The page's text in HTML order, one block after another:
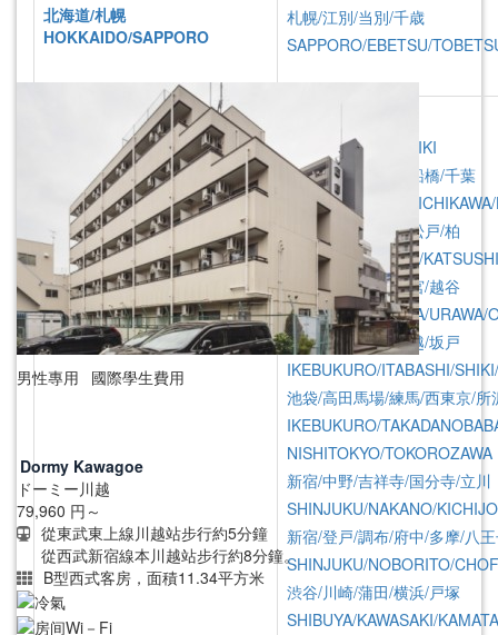
北海道/札幌
HOKKAIDO/SAPPORO
札幌/江別/当別/千歳
SAPPORO/EBETSU/
東京/神奈川/埼玉/千葉/栃木
TOKYO/KANAGAWA/SAITAMA
CHIBA/TOCHIGI
SHUTOKEN ZENNIKI
江戸川/葛西/市川/船橋/千葉
EDOGAWA/KASAI/
上野/北千住/葛飾/松戸/柏
UENO/KITASENJU/
川口/戸田/浦和/大宮/越谷
KAWAGUCHI/TODA/URAWA/
池袋/板橋/志木/川越/坂戸
IKEBUKURO/ITABASHI/
池袋/高田馬場/練馬/西東京/所
IKEBUKURO/
NISHITOKYO/TOKOROZAWA
新宿/中野/吉祥寺/国分寺/立川
SHINJUKU/NAKANO/
新宿/登戸/調布/府中/多摩/八
SHINJUKU/NOBORITO/
渋谷/川崎/蒲田/横浜/戸塚
SHIBUYA/KAWASAKI/
物件詳情 Info of Properties Premium 房型
男性專用 國際學生費用
Dormy Kawagoe
ドーミー川越
79,960 円～
從東武東上線川越站步行約5分鐘
從西武新宿線本川越站步行約8分鐘。
B型西式客房，面積11.34平方米